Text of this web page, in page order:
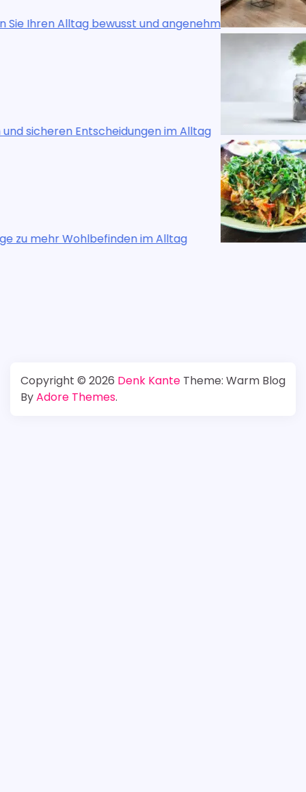
angenehm
im Alltag
Lebensqualität zu
Finanzielle Klarheit:
Die Kunst des
Copyright © 2026 Denk Kante Theme: Warm Blog
ByAdore Themes.